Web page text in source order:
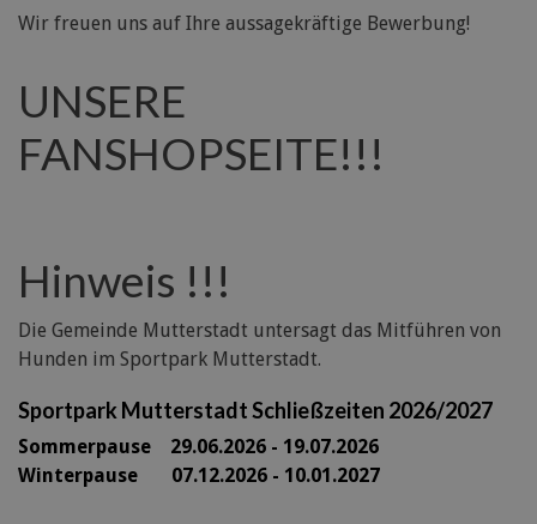
Wir freuen uns auf Ihre aussagekräftige Bewerbung!
UNSERE
FANSHOPSEITE!!!
Hinweis !!!
Die Gemeinde Mutterstadt untersagt das Mitführen von
Hunden im Sportpark Mutterstadt.
Sportpark Mutterstadt Schließzeiten 2026/2027
Sommerpause 29.06.2026 - 19.07.2026
Winterpause 07.12.2026 - 10.01.2027